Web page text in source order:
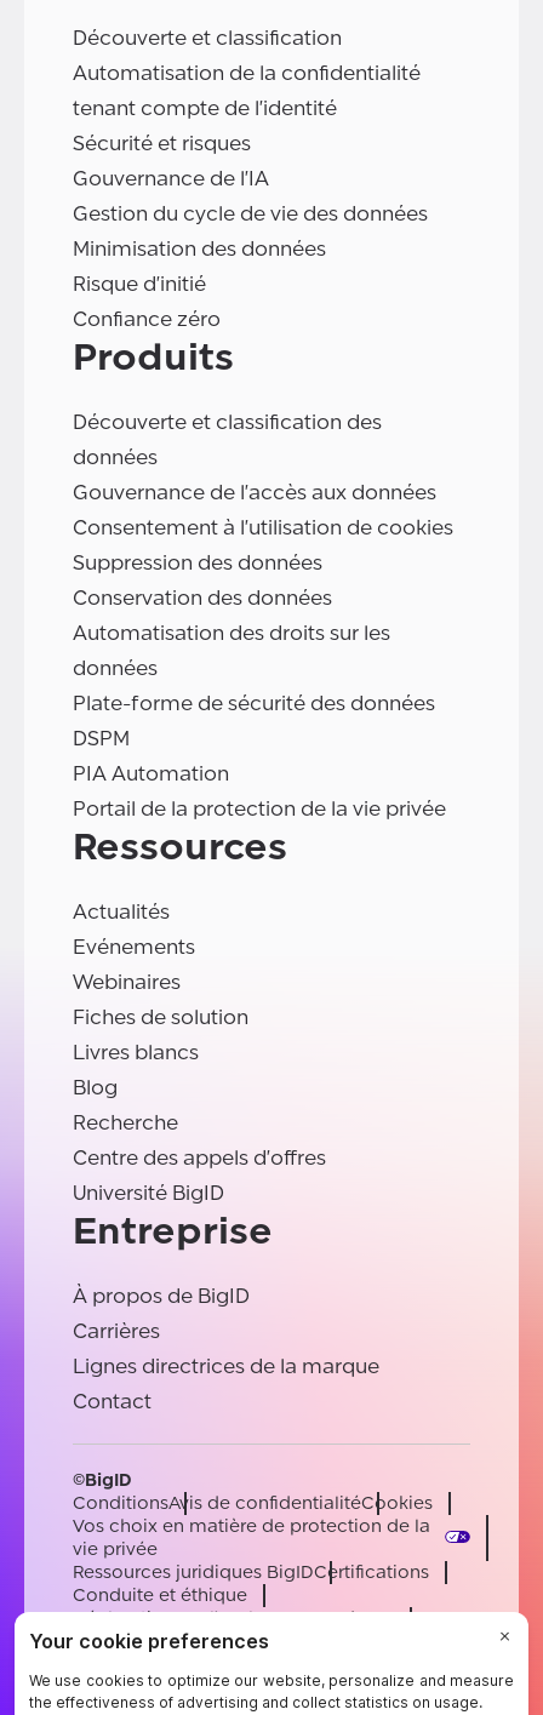
Découverte et classification
Automatisation de la confidentialité
tenant compte de l'identité
Sécurité et risques
Gouvernance de l'IA
Gestion du cycle de vie des données
Minimisation des données
Risque d'initié
Confiance zéro
Produits
Découverte et classification des
données
Gouvernance de l'accès aux données
Consentement à l'utilisation de cookies
Suppression des données
Conservation des données
Automatisation des droits sur les
données
Plate-forme de sécurité des données
DSPM
PIA Automation
Portail de la protection de la vie privée
Ressources
Actualités
Evénements
Webinaires
Fiches de solution
Livres blancs
Blog
Recherche
Centre des appels d'offres
Université BigID
Entreprise
À propos de BigID
Carrières
Lignes directrices de la marque
Contact
©BigID
ConditionsAvis de confidentialitéCookies
Vos choix en matière de protection de la
vie privée
Ressources juridiques BigIDCertifications
Conduite et éthique
Déclaration sur l'esclavage moderne
Sous-processeursSoutien
EnglishGermanFrenchSpanishPortuguese